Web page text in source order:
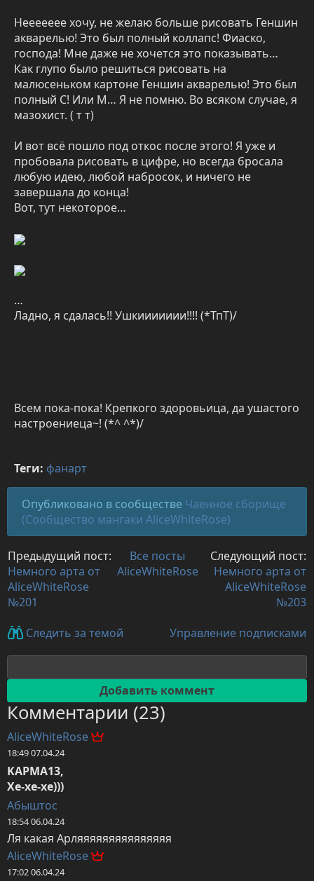
Неееееее хочу, не желаю больше рисовать Геншин
акварелью! Это был полный коллапс! Фиаско,
господа! Мне даже не хочется это показывать…
Как глупо было решиться рисовать на
малюсеньком картоне Геншин акварелью! Это был
полный С! Или М… Я не помню. Во всяком случае, я
мазохист. ( т т)
И вот всё пошло под откос после этого! Я уже и
пробовала рисовать в цифре, но всегда бросала
любую идею, любой набросок, и ничего не
завершала до конца!
Вот, тут некоторое…
…
Ладно, я сдалась!! Ушкиииииии!!!! (*ТпТ)/
Всем пока-пока! Крепкого здоровьица, да ушастого
настроениеца~! (*^ ^*)/
Теги: фанарт
Опубликовано в сообществе Чаенное сборище
(Сообщество мангаки AliceWhiteRose)
Предыдущий пост:
Немного арта от
AliceWhiteRose
№201
Все посты
AliceWhiteRose
Следующий пост:
Немного арта от
AliceWhiteRose
№203
Следить за темой Управление подписками
Комментарии (23)
AliceWhiteRose
18:49 07.04.24
KAPMA13,
Хе-хе-хе)))
Абыштос
18:54 06.04.24
Ля какая Арляяяяяяяяяяяяяяя
AliceWhiteRose
17:02 06.04.24